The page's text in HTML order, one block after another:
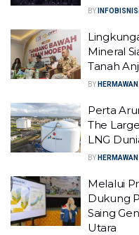
BY
Mineral
Tanah
BY HERMAWAN
Perta
The
LNG
BY HERMAWAN
Melalui
Dukung
Saing
Utara